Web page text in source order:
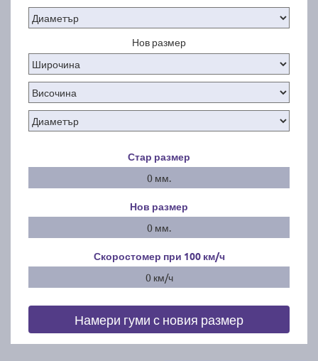
Нов размер
Стар размер
0 мм.
Нов размер
0 мм.
Скоростомер при 100 км/ч
0 км/ч
Намери гуми с новия размер